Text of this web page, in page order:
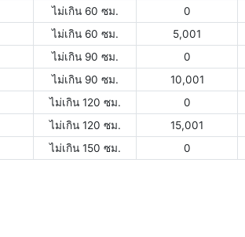
ไม่เกิน 60 ซม. 0
ไม่เกิน 60 ซม. 5,001
ไม่เกิน 90 ซม. 0
ไม่เกิน 90 ซม. 10,001
ไม่เกิน 120 ซม. 0
ไม่เกิน 120 ซม. 15,001
ไม่เกิน 150 ซม. 0